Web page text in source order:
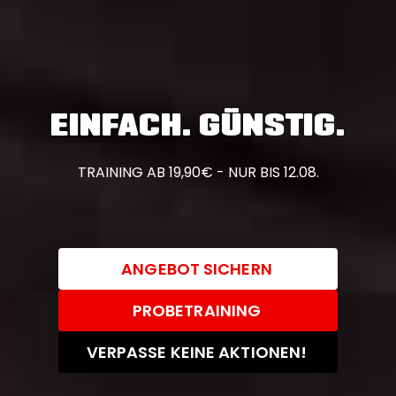
EINFACH. GÜNSTIG.
TRAINING AB 19,90€ - NUR BIS 12.08.
ANGEBOT SICHERN
PROBETRAINING
VERPASSE KEINE AKTIONEN!